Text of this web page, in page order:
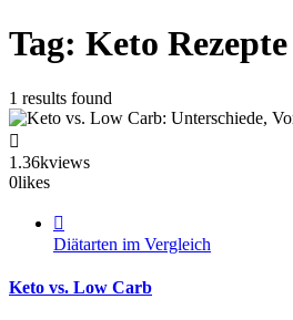
Tag: Keto Rezepte
1 results found
1.36kviews
0likes
Diätarten im Vergleich
Keto vs. Low Carb